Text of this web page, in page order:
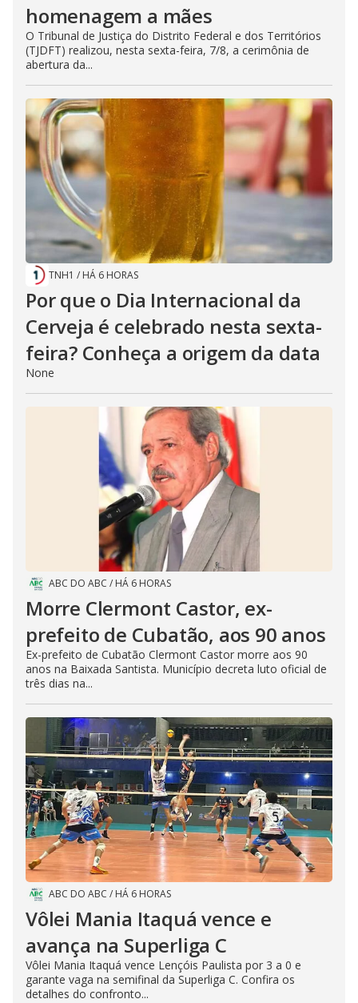
homenagem a mães
O Tribunal de Justiça do Distrito Federal e dos Territórios
(TJDFT) realizou, nesta sexta-feira, 7/8, a cerimônia de
abertura da...
TNH1 / HÁ 6 HORAS
Por que o Dia Internacional da
Cerveja é celebrado nesta sexta-
feira? Conheça a origem da data
None
ABC DO ABC / HÁ 6 HORAS
Morre Clermont Castor, ex-
prefeito de Cubatão, aos 90 anos
Ex-prefeito de Cubatão Clermont Castor morre aos 90
anos na Baixada Santista. Município decreta luto oficial de
três dias na...
ABC DO ABC / HÁ 6 HORAS
Vôlei Mania Itaquá vence e
avança na Superliga C
Vôlei Mania Itaquá vence Lençóis Paulista por 3 a 0 e
garante vaga na semifinal da Superliga C. Confira os
detalhes do confronto...